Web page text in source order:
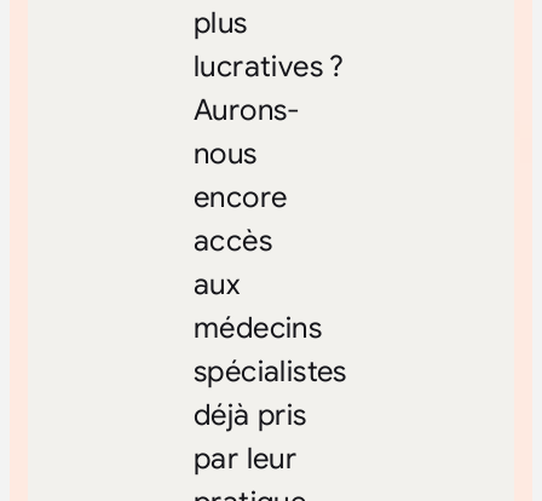
plus
lucratives ?
Aurons-
nous
encore
accès
aux
médecins
spécialistes
déjà pris
par leur